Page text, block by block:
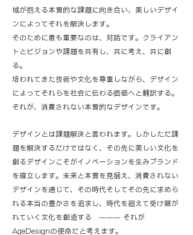
域が抱える本質的な課題に向き合い、美しいデザイ
ンによってそれを解決します。
そのために最も重要なのは、対話です。クライアン
トとビジョンや課題を共有し、共に考え、共に創
る。
培われてきた技術や文化を尊重しながら、デザイン
によってそれらを社会に伝わる価値へと翻訳する。
それが、消費されない本質的なデザインです。
デザインとは課題解決と言われます。しかしただ課
題を解決するだけではなく、その先に美しい文化を
創るデザインこそがイノベーションを生みブランド
を確立します。 未来と本質を見据え、消費されない
デザインを通じて、その時代そしてその先に求めら
れる本当の豊かさを追求し、時代を超えて受け継が
れていく文化を創造する ——— それが
AgeDesignの使命だと考えます。